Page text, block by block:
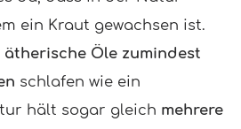
ein Kraut gewachsen ist.
ätherische Öle zumindest
schlafen wie ein
hält sogar gleich mehrere